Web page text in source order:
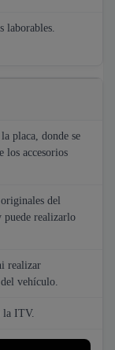
laborables.
placa, donde se
los accesorios
del
realizarlo
realizar
vehículo.
la ITV.